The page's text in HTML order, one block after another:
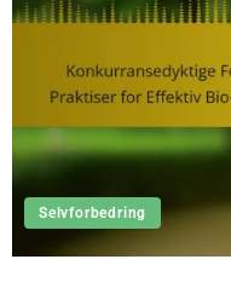
Selvforbedring